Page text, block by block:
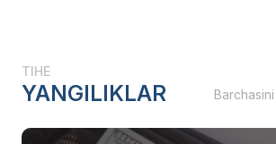
TIHE
YANGILIKLAR